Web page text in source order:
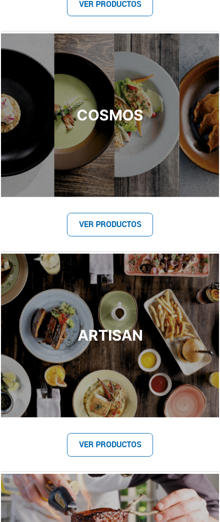
VER PRODUCTOS
COSMOS
VER PRODUCTOS
ARTISAN
VER PRODUCTOS